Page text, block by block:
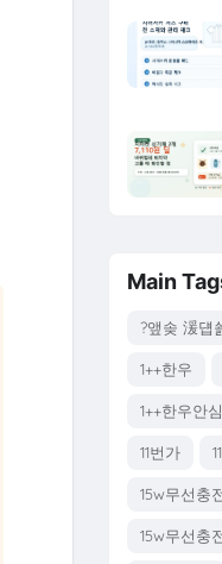
Main
?앺솢 湲덉
1++한우
1++한우안심
11번가
15w무선충
15w무선충